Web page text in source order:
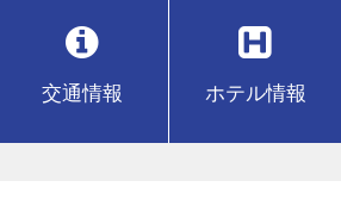
交通情報 ホテル情報